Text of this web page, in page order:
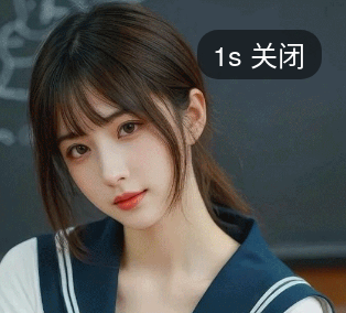
短剧
添加 评分
都市 甜宠 逆袭 玄幻
2025 2024 2023 2022
香港 台湾 美国 韩国 日本